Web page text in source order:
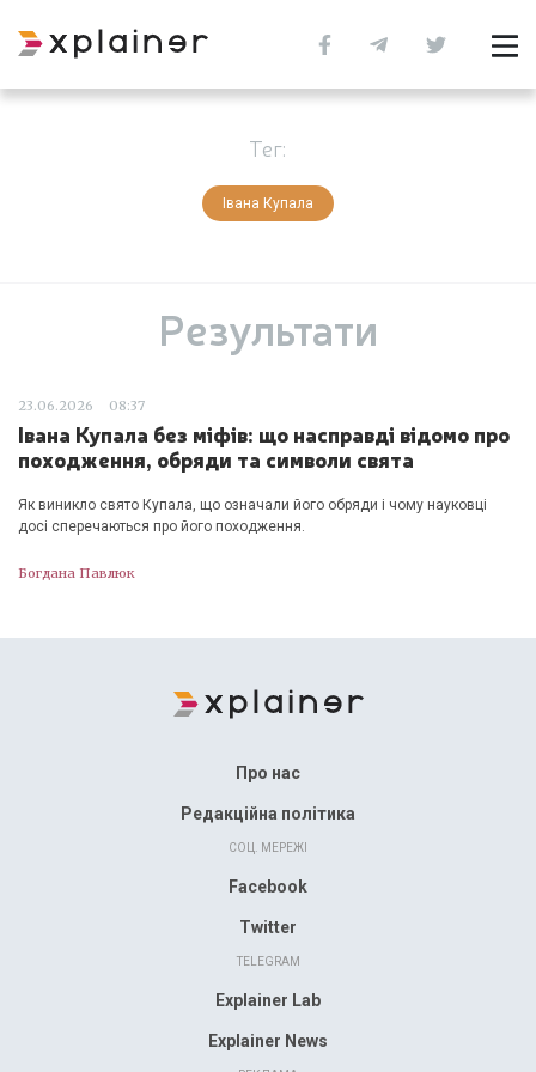
Тег:
Івана Купала
Результати
23.06.2026 08:37
Івана Купала без міфів: що насправді відомо про
походження, обряди та символи свята
Як виникло свято Купала, що означали його обряди і чому науковці
досі сперечаються про його походження.
Богдана Павлюк
Про нас
Редакційна політика
СОЦ. МЕРЕЖІ
Facebook
Twitter
TELEGRAM
Explainer Lab
Explainer News